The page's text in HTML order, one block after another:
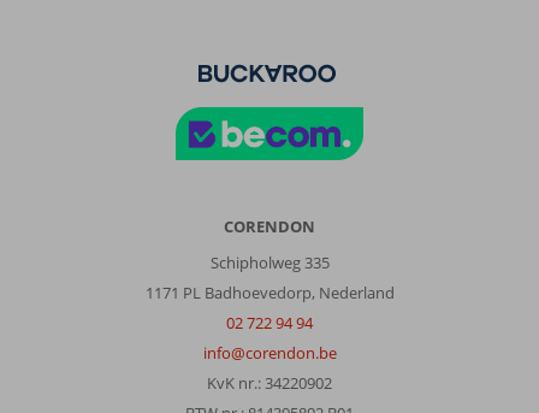
CORENDON
Schipholweg 335
1171 PL Badhoevedorp, Nederland
02 722 94 94
info@corendon.be
KvK nr.: 34220902